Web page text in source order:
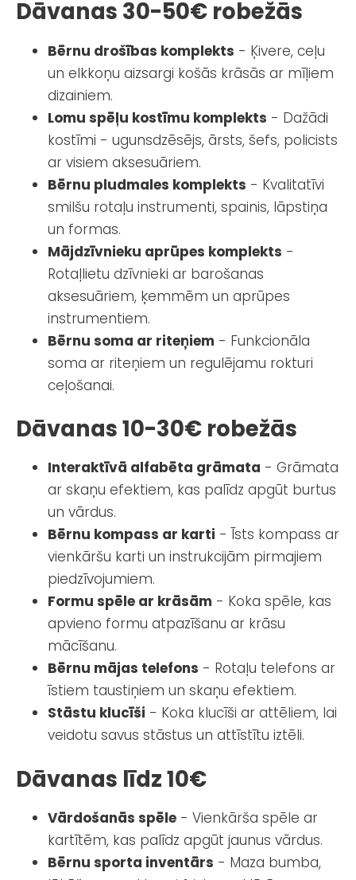
Dāvanas 30-50€ robežās
Bērnu drošības komplekts - Ķivere, ceļu
un elkkoņu aizsargi košās krāsās ar mīļiem
dizainiem.
Lomu spēļu kostīmu komplekts - Dažādi
kostīmi - ugunsdzēsējs, ārsts, šefs, policists
ar visiem aksesuāriem.
Bērnu pludmales komplekts - Kvalitatīvi
smilšu rotaļu instrumenti, spainis, lāpstiņa
un formas.
Mājdzīvnieku aprūpes komplekts -
Rotaļlietu dzīvnieki ar barošanas
aksesuāriem, ķemmēm un aprūpes
instrumentiem.
Bērnu soma ar riteņiem - Funkcionāla
soma ar riteņiem un regulējamu rokturi
ceļošanai.
Dāvanas 10-30€ robežās
Interaktīvā alfabēta grāmata - Grāmata
ar skaņu efektiem, kas palīdz apgūt burtus
un vārdus.
Bērnu kompass ar karti - Īsts kompass ar
vienkāršu karti un instrukcijām pirmajiem
piedzīvojumiem.
Formu spēle ar krāsām - Koka spēle, kas
apvieno formu atpazīšanu ar krāsu
mācīšanu.
Bērnu mājas telefons - Rotaļu telefons ar
īstiem taustiņiem un skaņu efektiem.
Stāstu klucīši - Koka klucīši ar attēliem, lai
veidotu savus stāstus un attīstītu iztēli.
Dāvanas līdz 10€
Vārdošanās spēle - Vienkārša spēle ar
kartītēm, kas palīdz apgūt jaunus vārdus.
Bērnu sporta inventārs - Maza bumba,